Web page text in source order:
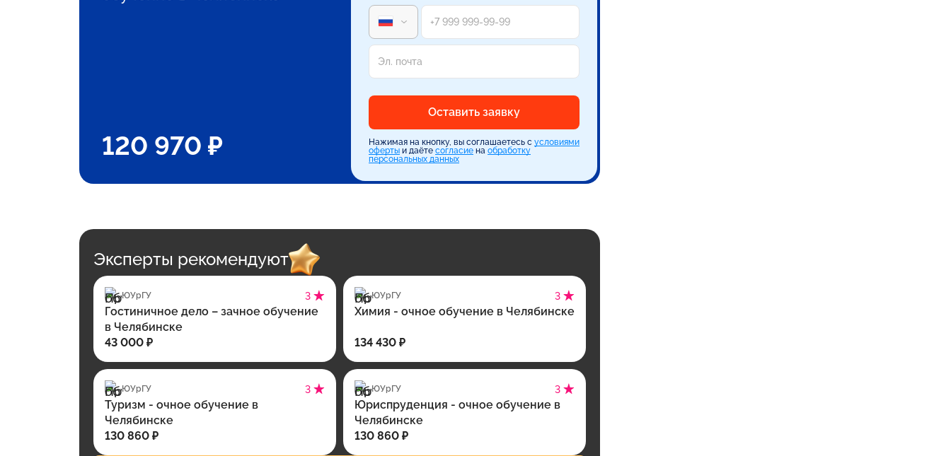
120 970 ₽
Оставить заявку
Нажимая на кнопку, вы соглашаетесь с условиями
оферты и даёте согласие на обработку
персональных данных
Эксперты рекомендуют
ЮУрГУ 3
Гостиничное дело – зачное обучение
в Челябинске
43 000 ₽
ЮУрГУ 3
Химия - очное обучение в Челябинске
134 430 ₽
ЮУрГУ 3
Туризм - очное обучение в
Челябинске
130 860 ₽
ЮУрГУ 3
Юриспруденция - очное обучение в
Челябинске
130 860 ₽